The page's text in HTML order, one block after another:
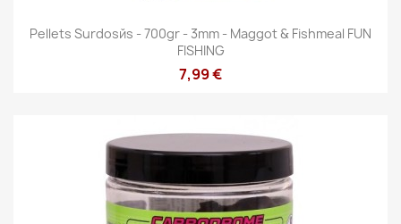
Pellets Surdosйs - 700gr - 3mm - Maggot & Fishmeal FUN
FISHING
7,99 €